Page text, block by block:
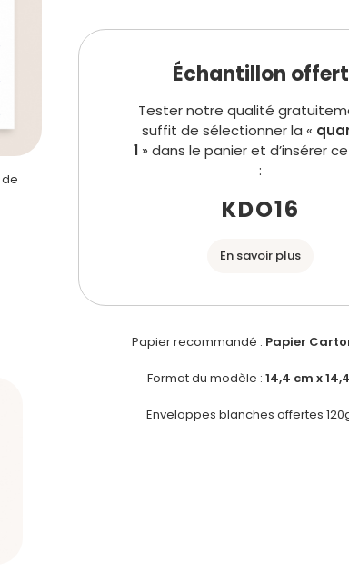
Papier recommandé : Papier
Format du modèle : 14,4 cm x
Enveloppes blanches offertes
Échantillon offert
Tester notre qualité
suffit de sélectionner la «
1 » dans le panier et d’insérer
:
KDO16
En savoir plus